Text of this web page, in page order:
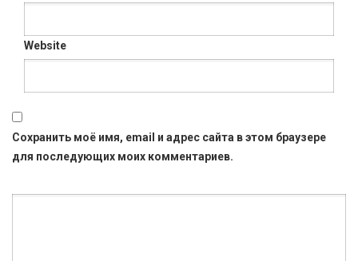
Website
Сохранить моё имя, email и адрес сайта в этом браузере
для последующих моих комментариев.